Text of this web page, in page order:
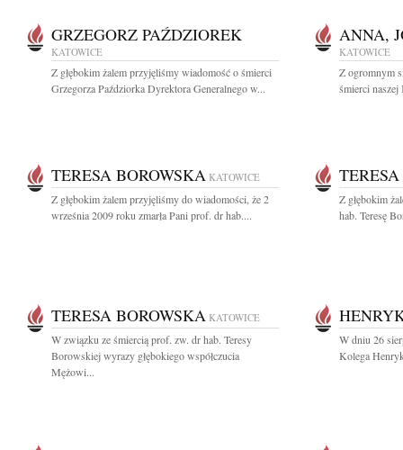
GRZEGORZ PAŹDZIOREK
KATOWICE
Z głębokim żalem przyjęliśmy wiadomość o śmierci
Grzegorza Paździorka Dyrektora Generalnego w...
ANNA,
KATOWICE
Z ogromnym
śmierci
TERESA BOROWSKA KATOWICE
Z głębokim żalem przyjęliśmy do wiadomości, że 2
września 2009 roku zmarła Pani prof. dr hab....
Z głębokim
hab. Teresę
TERESA BOROWSKA KATOWICE
W związku ze śmiercią prof. zw. dr hab. Teresy
Borowskiej wyrazy głębokiego współczucia
Mężowi...
W dniu 26
Kolega